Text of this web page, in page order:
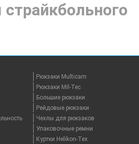
Рюкзаки Multicam
Рюкзаки Mil-Tec
Большие рюкзаки
Рейдовые рюкзаки
Чехлы для рюкзаков
Упаковочные ремни
Куртки Helikon-Tex